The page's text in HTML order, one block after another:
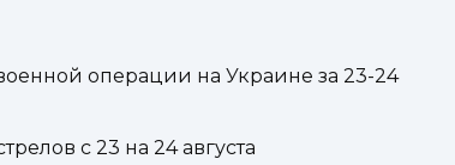
операции на Украине за 23-24
с 23 на 24 августа